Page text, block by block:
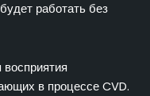
работать без
в процессе CVD.